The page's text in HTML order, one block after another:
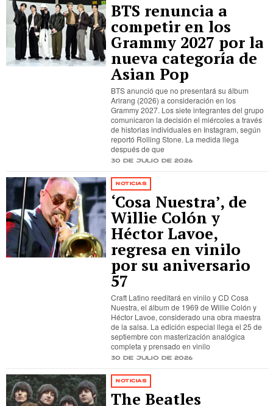
BTS renuncia a
competir en los
Grammy 2027 por la
nueva categoría de
Asian Pop
BTS anunció que no presentará su álbum
Arirang (2026) a consideración en los
Grammy 2027. Los siete integrantes del grupo
comunicaron la decisión el miércoles a través
de historias individuales en Instagram, según
reportó Rolling Stone. La medida llega
después de que
30 de julio de 2026
NOTICIAS
‘Cosa Nuestra’, de
Willie Colón y
Héctor Lavoe,
regresa en vinilo
por su aniversario
57
Craft Latino reeditará en vinilo y CD Cosa
Nuestra, el álbum de 1969 de Willie Colón y
Héctor Lavoe, considerado una obra maestra
de la salsa. La edición especial llega el 25 de
septiembre con masterización analógica
completa y prensado en vinilo
30 de julio de 2026
NOTICIAS
The Beatles